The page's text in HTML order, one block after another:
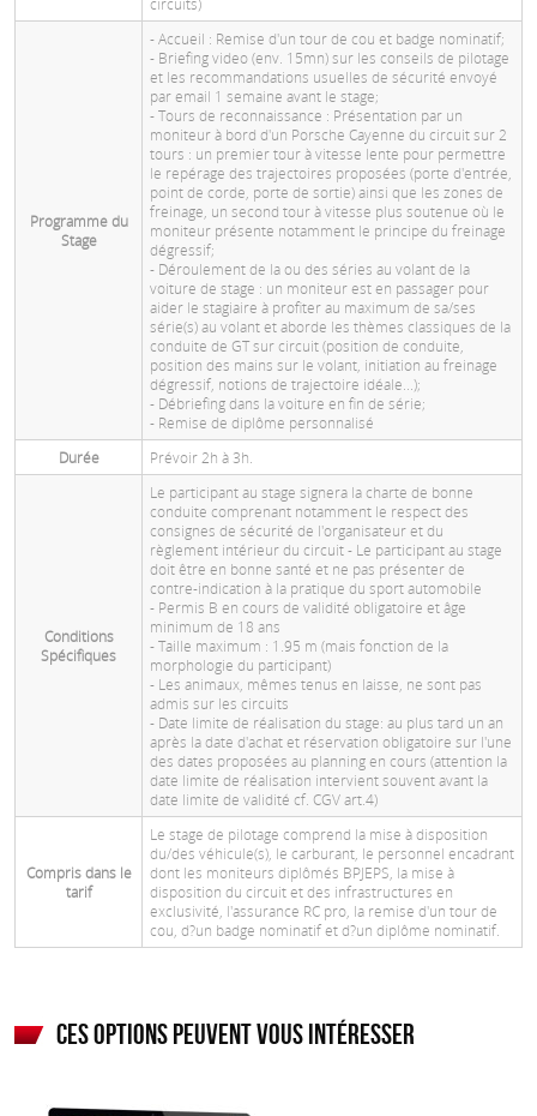
Programme du
Stage
- Accueil : Remise d'un tour de cou et badge nominatif;
- Briefing video (env. 15mn) sur les conseils de pilotage
et les recommandations usuelles de sécurité envoyé
par email 1 semaine avant le stage;
- Tours de reconnaissance : Présentation par un
moniteur à bord d'un Porsche Cayenne du circuit sur 2
tours : un premier tour à vitesse lente pour permettre
le repérage des trajectoires proposées (porte d'entrée,
point de corde, porte de sortie) ainsi que les zones de
freinage, un second tour à vitesse plus soutenue où le
moniteur présente notamment le principe du freinage
dégressif;
- Déroulement de la ou des séries au volant de la
voiture de stage : un moniteur est en passager pour
aider le stagiaire à profiter au maximum de sa/ses
série(s) au volant et aborde les thèmes classiques de la
conduite de GT sur circuit (position de conduite,
position des mains sur le volant, initiation au freinage
dégressif, notions de trajectoire idéale...);
- Débriefing dans la voiture en fin de série;
- Remise de diplôme personnalisé
Durée
Prévoir 2h à 3h.
Conditions
Spécifiques
Le participant au stage signera la charte de bonne
conduite comprenant notamment le respect des
consignes de sécurité de l'organisateur et du
règlement intérieur du circuit - Le participant au stage
doit être en bonne santé et ne pas présenter de
contre-indication à la pratique du sport automobile
- Permis B en cours de validité obligatoire et âge
minimum de 18 ans
- Taille maximum : 1.95 m (mais fonction de la
morphologie du participant)
- Les animaux, mêmes tenus en laisse, ne sont pas
admis sur les circuits
- Date limite de réalisation du stage: au plus tard un an
après la date d'achat et réservation obligatoire sur l'une
des dates proposées au planning en cours (attention la
date limite de réalisation intervient souvent avant la
date limite de validité cf. CGV art.4)
Compris dans le
tarif
Le stage de pilotage comprend la mise à disposition
du/des véhicule(s), le carburant, le personnel encadrant
dont les moniteurs diplômés BPJEPS, la mise à
disposition du circuit et des infrastructures en
exclusivité, l'assurance RC pro, la remise d'un tour de
cou, d?un badge nominatif et d?un diplôme nominatif.
Ces options peuvent vous intéresser